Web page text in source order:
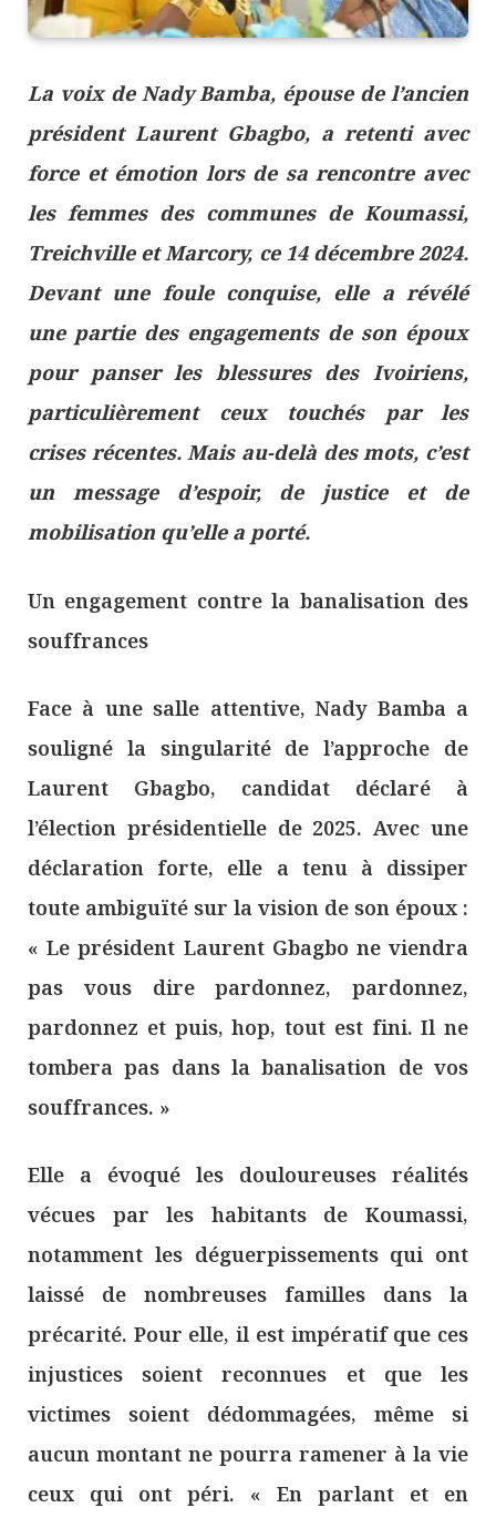
La voix de Nady Bamba, épouse de l’ancien
président Laurent Gbagbo, a retenti avec
force et émotion lors de sa rencontre avec
les femmes des communes de Koumassi,
Treichville et Marcory, ce 14 décembre 2024.
Devant une foule conquise, elle a révélé
une partie des engagements de son époux
pour panser les blessures des Ivoiriens,
particulièrement ceux touchés par les
crises récentes. Mais au-delà des mots, c’est
un message d’espoir, de justice et de
mobilisation qu’elle a porté.
Un engagement contre la banalisation des
souffrances
Face à une salle attentive, Nady Bamba a
souligné la singularité de l’approche de
Laurent Gbagbo, candidat déclaré à
l’élection présidentielle de 2025. Avec une
déclaration forte, elle a tenu à dissiper
toute ambiguïté sur la vision de son époux :
« Le président Laurent Gbagbo ne viendra
pas vous dire pardonnez, pardonnez,
pardonnez et puis, hop, tout est fini. Il ne
tombera pas dans la banalisation de vos
souffrances. »
Elle a évoqué les douloureuses réalités
vécues par les habitants de Koumassi,
notamment les déguerpissements qui ont
laissé de nombreuses familles dans la
précarité. Pour elle, il est impératif que ces
injustices soient reconnues et que les
victimes soient dédommagées, même si
aucun montant ne pourra ramener à la vie
ceux qui ont péri. « En parlant et en